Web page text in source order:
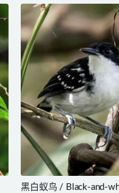
黑白蚁鸟 / Black-and-